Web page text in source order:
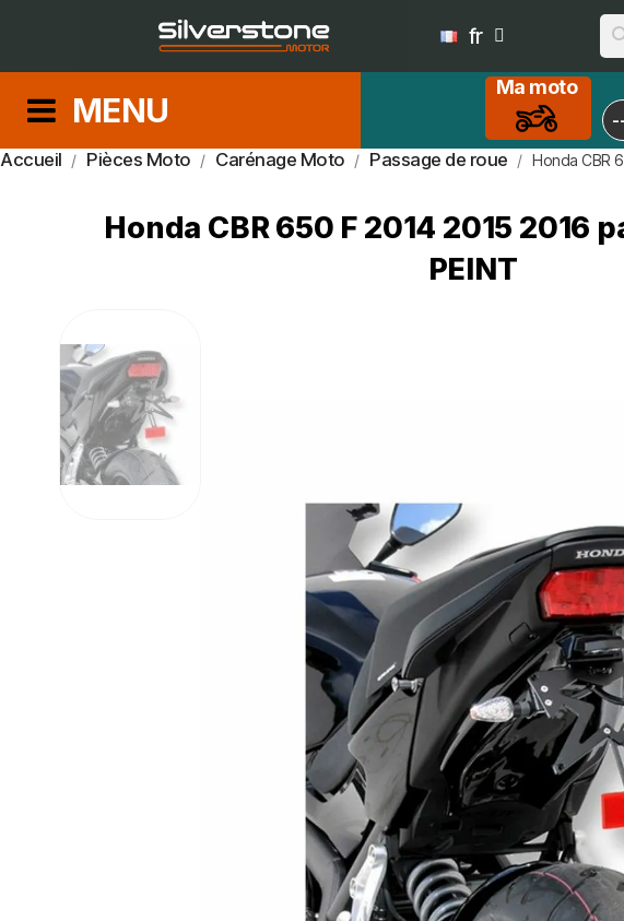
fr
MENU
Ma moto
Accueil Pièces Moto Carénage Moto Passage de roue Honda CBR
Honda CBR 650 F 2014 2015 2016
PEINT